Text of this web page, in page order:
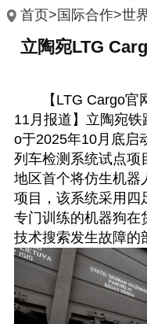
首页>国际合作>世
立陶宛LTG
【LTG Cargo
11月报道】立陶宛
o于2025年10月底启
列车检测系统试点项
地区首个将仿生机器
项目，该系统采用四
专门训练的机器狗在
技术搜索发生故障的